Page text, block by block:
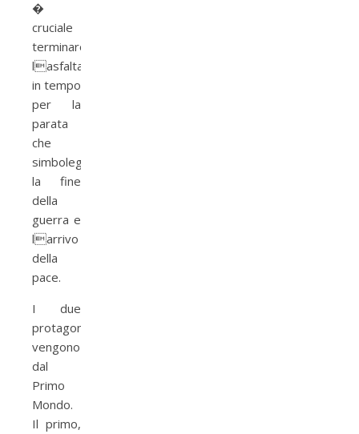
�
cruciale
terminare
lasfaltatura
in tempo
per la
parata
che
simbolegger�
la fine
della
guerra e
larrivo
della
pace.
I due
protagonisti
vengono
dal
Primo
Mondo.
Il primo,